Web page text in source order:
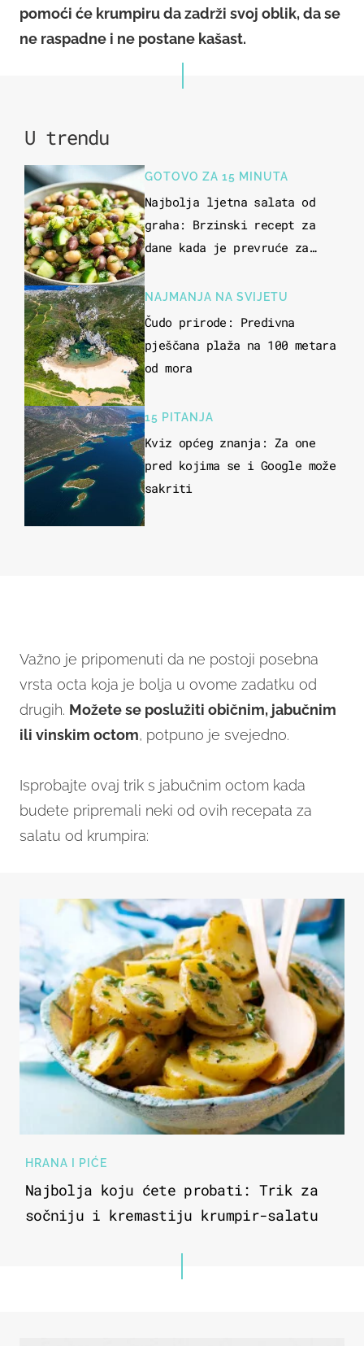
pomoći će krumpiru da zadrži svoj oblik, da se
ne raspadne i ne postane kašast.
U trendu
GOTOVO ZA 15 MINUTA
Najbolja ljetna salata od
graha: Brzinski recept za
dane kada je prevruće za
NAJMANJA NA SVIJETU
Čudo prirode: Predivna
pješčana plaža na 100 metara
od mora
15 PITANJA
Kviz općeg znanja: Za one
pred kojima se i Google može
sakriti
Važno je pripomenuti da ne postoji posebna
vrsta octa koja je bolja u ovome zadatku od
drugih. Možete se poslužiti običnim, jabučnim
ili vinskim octom, potpuno je svejedno.
Isprobajte ovaj trik s jabučnim octom kada
budete pripremali neki od ovih recepata za
salatu od krumpira:
HRANA I PIĆE
Najbolja koju ćete probati: Trik za
sočniju i kremastiju krumpir-salatu